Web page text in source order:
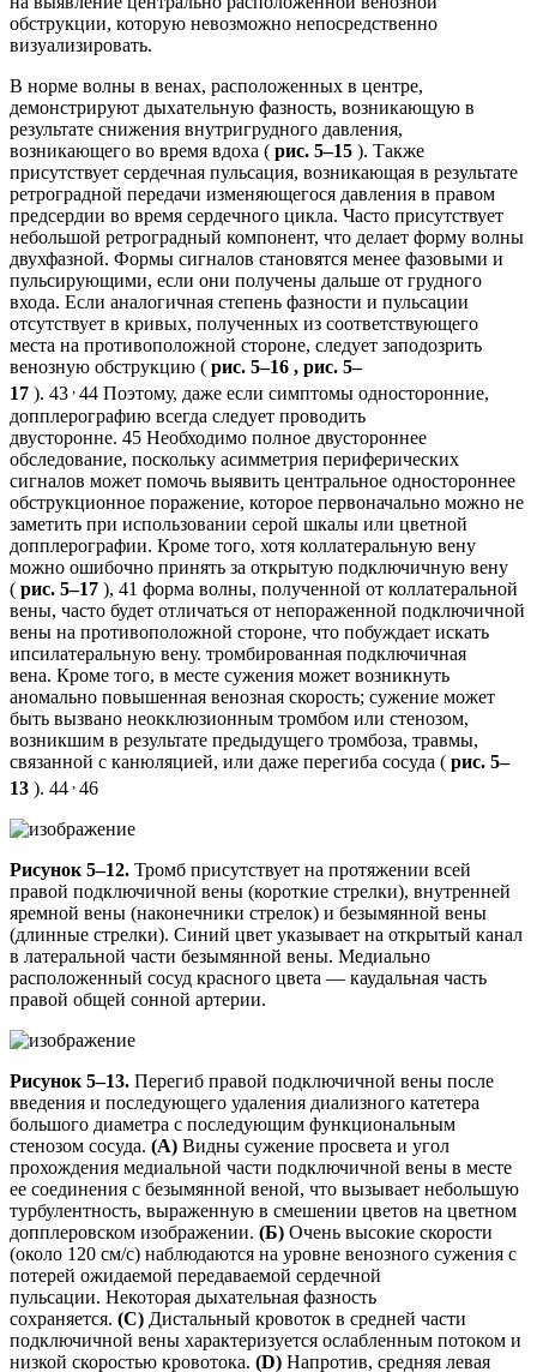
обструкции, которую невозможно непосредственно
визуализировать.
В норме волны в венах, расположенных в центре,
демонстрируют дыхательную фазность, возникающую в
результате снижения внутригрудного давления,
возникающего во время вдоха ( рис. 5–15 ). Также
присутствует сердечная пульсация, возникающая в результате
ретроградной передачи изменяющегося давления в правом
предсердии во время сердечного цикла. Часто присутствует
небольшой ретроградный компонент, что делает форму волны
двухфазной. Формы сигналов становятся менее фазовыми и
пульсирующими, если они получены дальше от грудного
входа. Если аналогичная степень фазности и пульсации
отсутствует в кривых, полученных из соответствующего
места на противоположной стороне, следует заподозрить
венозную обструкцию ( рис. 5–16 , рис. 5–
17 ). 43 , 44 Поэтому, даже если симптомы односторонние,
допплерографию всегда следует проводить
двусторонне. 45 Необходимо полное двустороннее
обследование, поскольку асимметрия периферических
сигналов может помочь выявить центральное одностороннее
обструкционное поражение, которое первоначально можно не
заметить при использовании серой шкалы или цветной
допплерографии. Кроме того, хотя коллатеральную вену
можно ошибочно принять за открытую подключичную вену
( рис. 5–17 ), 41 форма волны, полученной от коллатеральной
вены, часто будет отличаться от непораженной подключичной
вены на противоположной стороне, что побуждает искать
ипсилатеральную вену. тромбированная подключичная
вена. Кроме того, в месте сужения может возникнуть
аномально повышенная венозная скорость; сужение может
быть вызвано неокклюзионным тромбом или стенозом,
возникшим в результате предыдущего тромбоза, травмы,
связанной с канюляцией, или даже перегиба сосуда ( рис. 5–
13 ). 44 46
Рисунок 5–12. Тромб присутствует на протяжении всей
правой подключичной вены (короткие стрелки), внутренней
яремной вены (наконечники стрелок) и безымянной вены
(длинные стрелки). Синий цвет указывает на открытый канал
в латеральной части безымянной вены. Медиально
расположенный сосуд красного цвета — каудальная часть
правой общей сонной артерии.
Рисунок 5–13. Перегиб правой подключичной вены после
введения и последующего удаления диализного катетера
большого диаметра с последующим функциональным
стенозом сосуда. (А) Видны сужение просвета и угол
прохождения медиальной части подключичной вены в месте
ее соединения с безымянной веной, что вызывает небольшую
турбулентность, выраженную в смешении цветов на цветном
допплеровском изображении. (Б) Очень высокие скорости
(около 120 см/с) наблюдаются на уровне венозного сужения с
потерей ожидаемой передаваемой сердечной
пульсации. Некоторая дыхательная фазность
сохраняется. (C) Дистальный кровоток в средней части
подключичной вены характеризуется ослабленным потоком и
низкой скоростью кровотока. (D) Напротив, средняя левая